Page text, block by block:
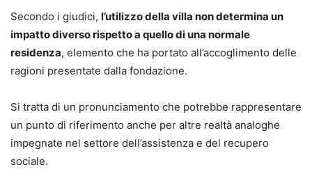
Secondo i giudici, l’utilizzo della villa non determina un
impatto diverso rispetto a quello di una normale
residenza, elemento che ha portato all’accoglimento delle
ragioni presentate dalla fondazione.
Si tratta di un pronunciamento che potrebbe rappresentare
un punto di riferimento anche per altre realtà analoghe
impegnate nel settore dell’assistenza e del recupero
sociale.